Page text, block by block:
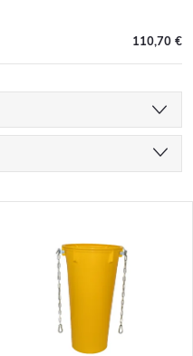
110,70 €